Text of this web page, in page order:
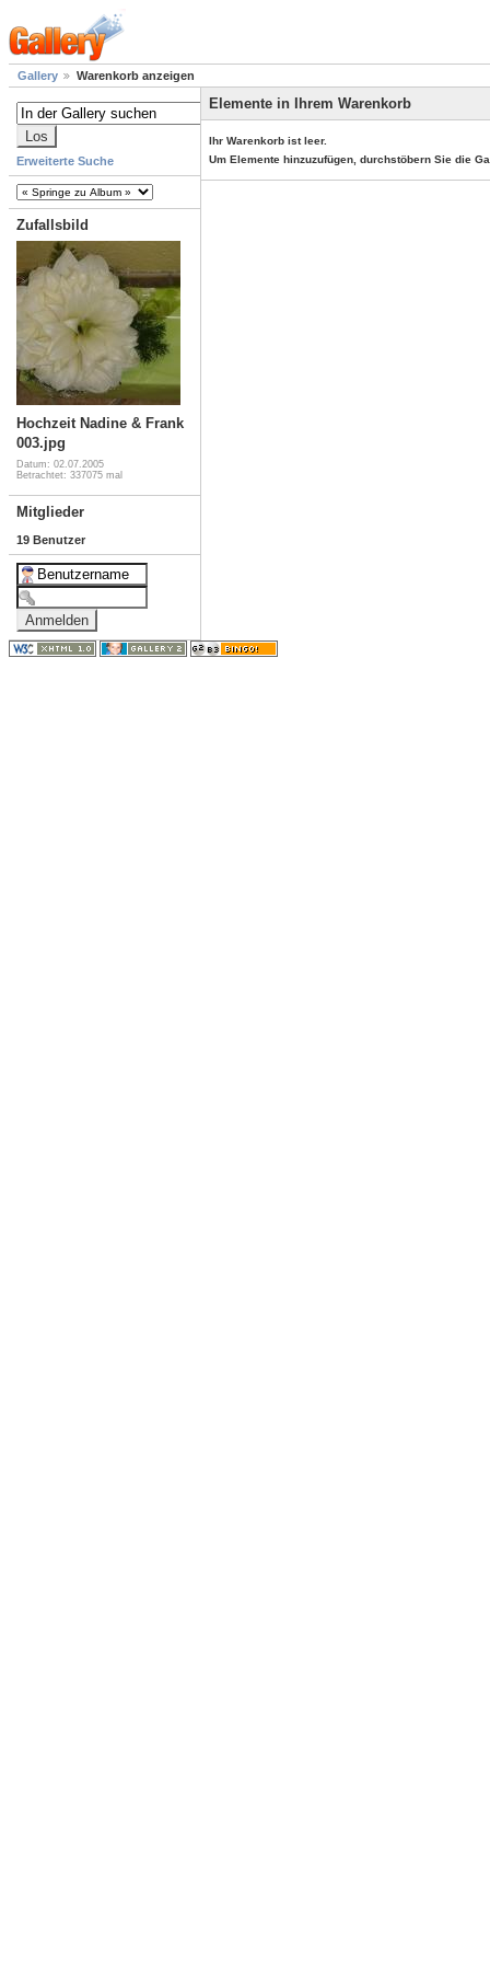
Gallery Warenkorb anzeigen
Erweiterte Suche
Zufallsbild
Hochzeit Nadine & Frank
003.jpg
Datum: 02.07.2005
Betrachtet: 337075 mal
Mitglieder
19 Benutzer
Elemente in Ihrem Warenkorb
Ihr Warenkorb ist leer.
Um Elemente hinzuzufügen, durchstöbern Sie die